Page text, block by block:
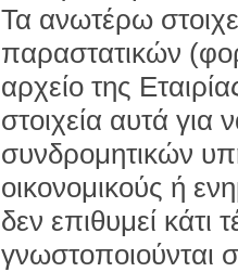
Τα ανωτέρω
παραστατικών
αρχείο της
στοιχεία αυτά
συνδρομητικών
οικονομικούς ή
δεν επιθυμεί κάτι
γνωστοποιούνται